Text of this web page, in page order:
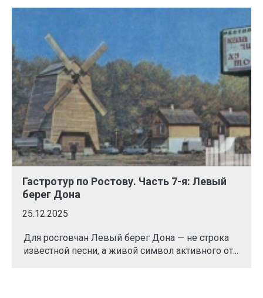
Гастротур по Ростову. Часть 7-я: Левый
берег Дона
25.12.2025
Для ростовчан Левый берег Дона — не строка
известной песни, а живой символ активного от...